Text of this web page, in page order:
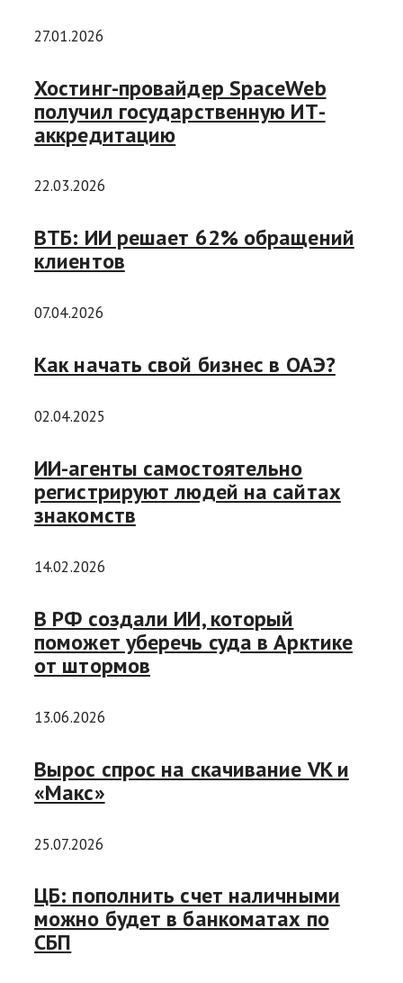
27.01.2026
Хостинг-провайдер SpaceWeb
получил государственную ИТ-
аккредитацию
22.03.2026
ВТБ: ИИ решает 62% обращений
клиентов
07.04.2026
Как начать свой бизнес в ОАЭ?
02.04.2025
ИИ-агенты самостоятельно
регистрируют людей на сайтах
знакомств
14.02.2026
В РФ создали ИИ, который
поможет уберечь суда в Арктике
от штормов
13.06.2026
Вырос спрос на скачивание VK и
«Макс»
25.07.2026
ЦБ: пополнить счет наличными
можно будет в банкоматах по
СБП